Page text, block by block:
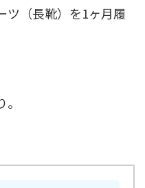
ツ（長靴）を1ヶ月履